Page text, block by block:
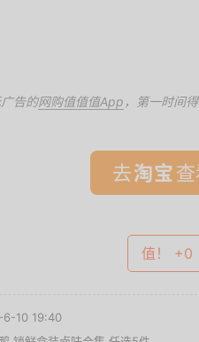
告的网购值值值App ，第一时间
去
值！ +0
6-10 19:40